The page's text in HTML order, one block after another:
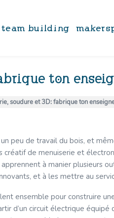
team building
ton
soudure et 3D: fabrique ton
peu de travail du bois, et
créatif de menuiserie et
à manier plusieurs
et à les mettre au
ensemble pour construire
d’un circuit électrique équipé